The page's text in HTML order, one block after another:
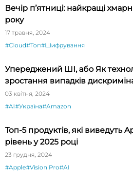
Вечір п’ятниці: найкращі
року
17 травня, 2024
#Cloud#Топ#Шифрування
Упереджений ШІ, або Як
зростання випадків
03 квітня, 2024
#AI#Україна#Amazon
Топ-5 продуктів, які виведуть
рівень у 2025 році
23 грудня, 2024
#Apple#Vision Pro#AI